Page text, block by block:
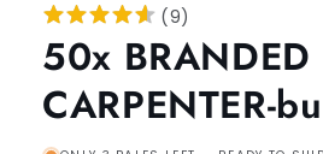
(9)
50x BRANDED
CARPENTER-